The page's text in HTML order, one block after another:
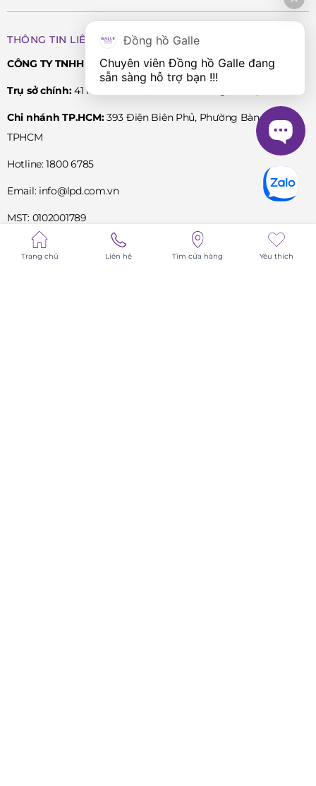
THÔNG TIN LIÊN HỆ
CÔNG TY TNHH PHÂN PHỐI SẢN PHẨM CAO CẤP LPD
Trụ sở chính:41 Phố Thi Sách, P. Hai Bà Trưng, Hà Nội
Chi nhánh TP.HCM:393 Điện Biên Phủ, Phường Bàn Cờ,
TPHCM
Hotline: 1800 6785
Email: info@lpd.com.vn
MST: 0102001789
Tư vấn hỗ trợ
1800 6785
Trang chủ Liên hệ Tìm cửa hàng Yêu thích
Đồng hồ Galle
Chuyên viên Đồng hồ Galle đang
sẵn sàng hỗ trợ bạn !!!